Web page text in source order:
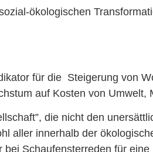
ökologischen
für die Steigerung von
auf Kosten von Umwelt,
die nicht den
aller innerhalb der
Schaufensterreden für